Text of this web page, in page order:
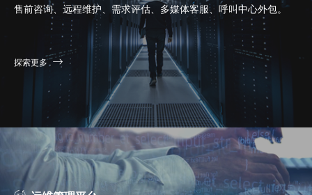
售前咨询、远程维护、需求评估、多媒体客服、呼叫中心外包。
探索更多